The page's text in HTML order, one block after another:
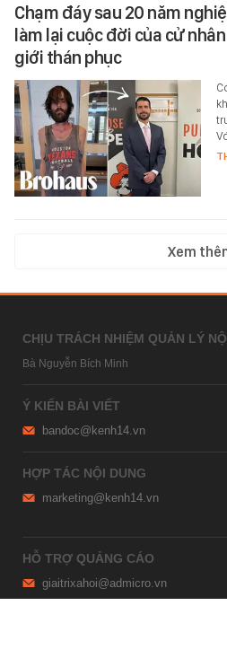
Chạm đáy sau 20 năm
làm lại cuộc đời của cử
giới thán phục
Xem
CHỊU TRÁCH NHIỆM QUẢN LÝ
Bà Nguyễn Bích Minh
Ý KIẾN BÀI VIẾT
bandoc@kenh14.vn
HỢP TÁC NỘI DUNG
marketing@kenh14.vn
HỖ TRỢ QUẢNG CÁO
giaitrixahoi@admicro.vn